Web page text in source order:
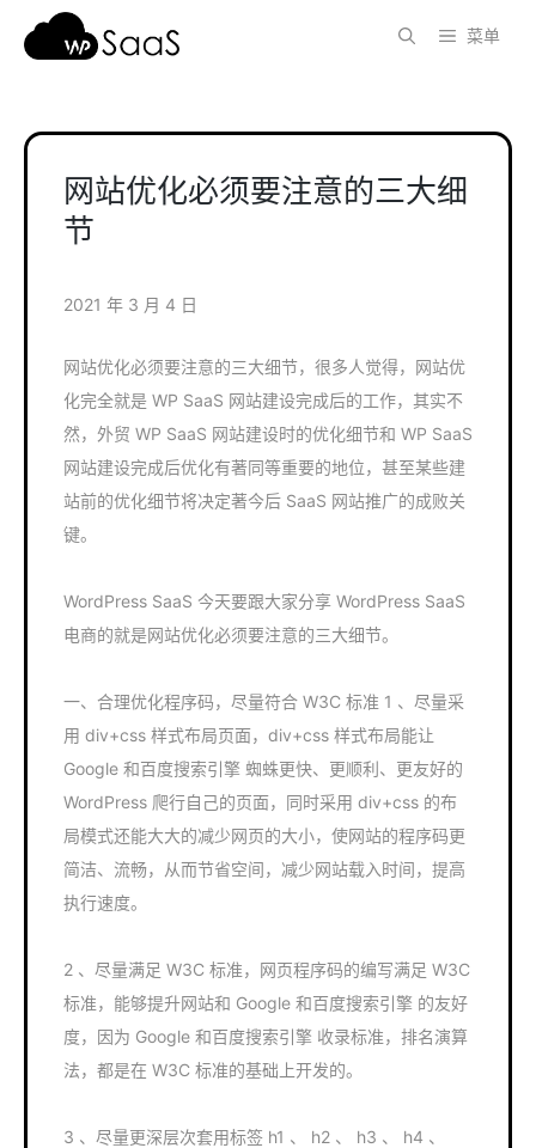
菜单
网站优化必须要注意的三大细
节
2021 年 3 月 4 日
网站优化必须要注意的三大细节，很多人觉得，网站优
化完全就是 WP SaaS 网站建设完成后的工作，其实不
然，外贸 WP SaaS 网站建设时的优化细节和 WP SaaS
网站建设完成后优化有著同等重要的地位，甚至某些建
站前的优化细节将决定著今后 SaaS 网站推广的成败关
键。
WordPress SaaS 今天要跟大家分享 WordPress SaaS
电商的就是网站优化必须要注意的三大细节。
一、合理优化程序码，尽量符合 W3C 标准 1 、尽量采
用 div+css 样式布局页面，div+css 样式布局能让
Google 和百度搜索引擎 蜘蛛更快、更顺利、更友好的
WordPress 爬行自己的页面，同时采用 div+css 的布
局模式还能大大的减少网页的大小，使网站的程序码更
简洁、流畅，从而节省空间，减少网站载入时间，提高
执行速度。
2 、尽量满足 W3C 标准，网页程序码的编写满足 W3C
标准，能够提升网站和 Google 和百度搜索引擎 的友好
度，因为 Google 和百度搜索引擎 收录标准，排名演算
法，都是在 W3C 标准的基础上开发的。
3 、尽量更深层次套用标签 h1 、 h2 、 h3 、 h4 、